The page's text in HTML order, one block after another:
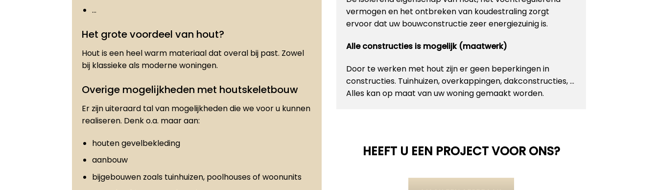
…
Het grote voordeel van hout?
Hout is een heel warm materiaal dat overal bij past. Zowel
bij klassieke als moderne woningen.
Overige mogelijkheden met houtskeletbouw
Er zijn uiteraard tal van mogelijkheden die we voor u kunnen
realiseren. Denk o.a. maar aan:
houten gevelbekleding
aanbouw
bijgebouwen zoals tuinhuizen, poolhouses of woonunits
vermogen en het ontbreken van koudestraling zorgt
ervoor dat uw bouwconstructie zeer energiezuinig is.
Alle constructies is mogelijk (maatwerk)
Door te werken met hout zijn er geen beperkingen in
constructies. Tuinhuizen, overkappingen, dakconstructies, …
Alles kan op maat van uw woning gemaakt worden.
HEEFT U EEN PROJECT VOOR ONS?